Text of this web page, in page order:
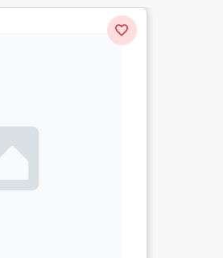
Kingston 8GB, DDR4-